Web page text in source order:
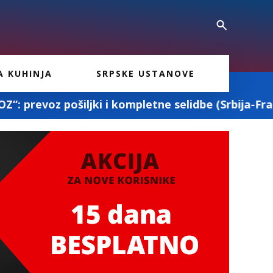
KUHINJA SRPSKE USTANOVE
selidbe (Srbija-Francuska-Srbija)